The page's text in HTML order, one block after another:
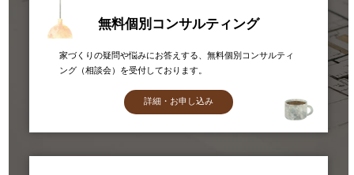
無料個別コンサルティング
家づくりの疑問や悩みにお答えする、無料個別コンサルティ
ング（相談会）を受付しております。
詳細・お申し込み